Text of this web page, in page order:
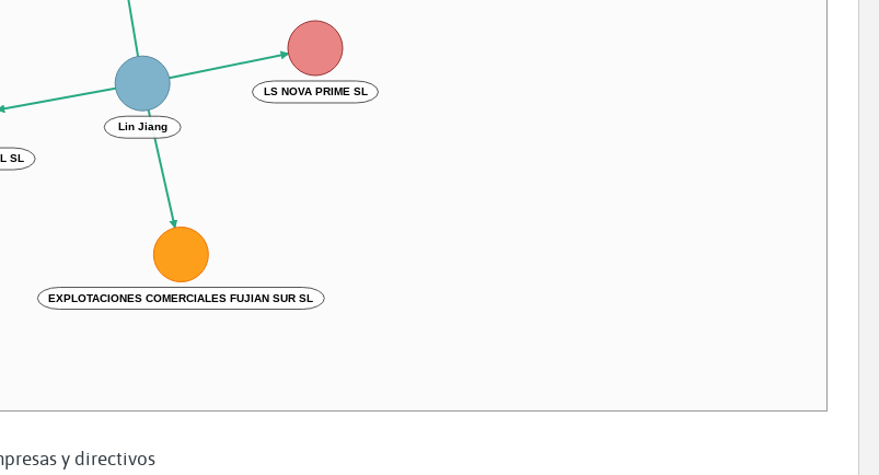
LS NOVA PRIME SL
Lin Jiang
EXPLOTACIONES COMERCIALES FUJIAN SUR SL
SL
y directivos